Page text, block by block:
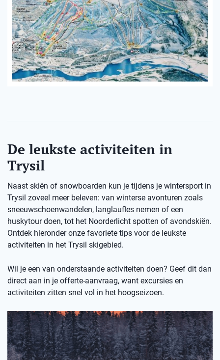
De leukste activiteiten in
Trysil
Naast skiën of snowboarden kun je tijdens je wintersport in
Trysil zoveel meer beleven: van winterse avonturen zoals
sneeuwschoenwandelen, langlaufles nemen of een
huskytour doen, tot het Noorderlicht spotten of avondskiën.
Ontdek hieronder onze favoriete tips voor de leukste
activiteiten in het Trysil skigebied.
Wil je een van onderstaande activiteiten doen? Geef dit dan
direct aan in je offerte-aanvraag, want excursies en
activiteiten zitten snel vol in het hoogseizoen.